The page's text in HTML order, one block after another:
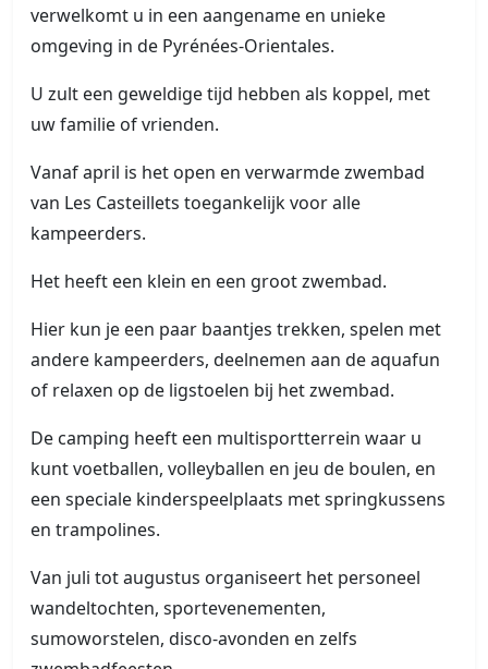
verwelkomt u in een aangename en unieke
omgeving in de Pyrénées-Orientales.
U zult een geweldige tijd hebben als koppel, met
uw familie of vrienden.
Vanaf april is het open en verwarmde zwembad
van Les Casteillets toegankelijk voor alle
kampeerders.
Het heeft een klein en een groot zwembad.
Hier kun je een paar baantjes trekken, spelen met
andere kampeerders, deelnemen aan de aquafun
of relaxen op de ligstoelen bij het zwembad.
De camping heeft een multisportterrein waar u
kunt voetballen, volleyballen en jeu de boulen, en
een speciale kinderspeelplaats met springkussens
en trampolines.
Van juli tot augustus organiseert het personeel
wandeltochten, sportevenementen,
sumoworstelen, disco-avonden en zelfs